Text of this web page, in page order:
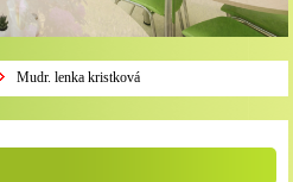
Mudr. lenka kristková